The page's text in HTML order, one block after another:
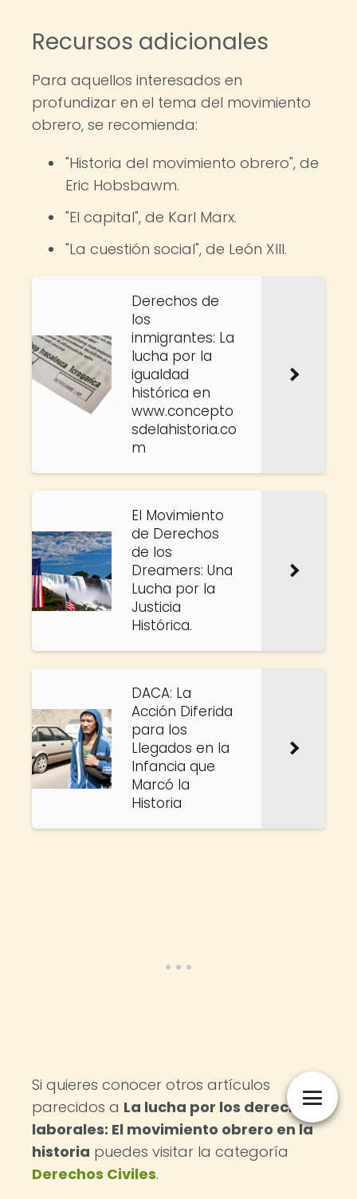
Recursos adicionales
Para aquellos interesados en
profundizar en el tema del movimiento
obrero, se recomienda:
"Historia del movimiento obrero", de
Eric Hobsbawm.
"El capital", de Karl Marx.
"La cuestión social", de León XIII.
Derechos de
los
inmigrantes: La
lucha por la
igualdad
histórica en
www.concepto
sdelahistoria.co
m
El Movimiento
de Derechos
de los
Dreamers: Una
Lucha por la
Justicia
Histórica.
DACA: La
Acción Diferida
para los
Llegados en la
Infancia que
Marcó la
Historia
Si quieres conocer otros artículos
parecidos a La lucha por los derechos
laborales: El movimiento obrero en la
historia puedes visitar la categoría
Derechos Civiles.